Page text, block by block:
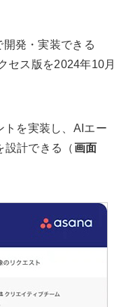
発・実装できる
セス版を2024年10月
を実装し、AIエー
設計できる（画面